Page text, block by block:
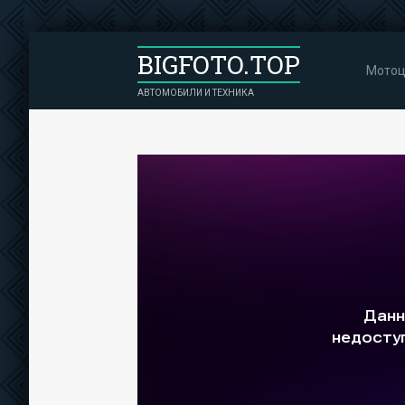
BIGFOTO.TOP
АВТОМОБИЛИ И ТЕХНИКА